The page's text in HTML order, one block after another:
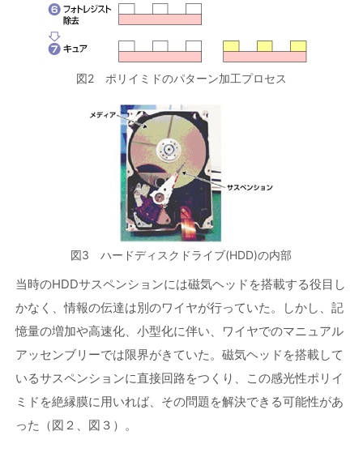
図2 ポリイミドのパターン加工プロセス
図3 ハードディスクドライブ(HDD)の内部
当時のHDDサスペンションには磁気ヘッドを搭載する役目し
かなく、情報の伝達は別のワイヤが行っていた。しかし、記
憶量の増加や高速化、小型化に伴い、ワイヤでのマニュアル
アッセンブリーでは限界がきていた。磁気ヘッドを搭載して
いるサスペンションに直接回路をつくり、この感光性ポリイ
ミドを絶縁膜に用いれば、その問題を解決できる可能性があ
った（図２、図３）。